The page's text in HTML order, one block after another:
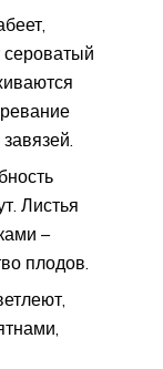
Листья
–
плодов.